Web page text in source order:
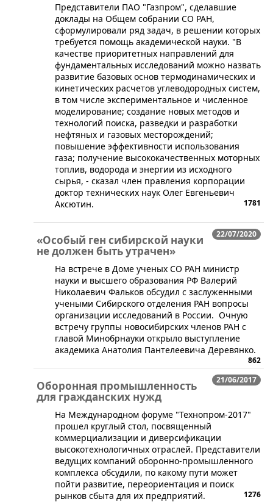
Представители ПАО "Газпром", сделавшие
доклады на Общем собрании СО РАН,
сформулировали ряд задач, в решении которых
требуется помощь академической науки. "В
качестве приоритетных направлений для
фундаментальных исследований можно назвать
развитие базовых основ термодинамических и
кинетических расчетов углеводородных систем,
в том числе экспериментальное и численное
моделирование; создание новых методов и
технологий поиска, разведки и разработки
нефтяных и газовых месторождений;
повышение эффективности использования
газа; получение высококачественных моторных
топлив, водорода и энергии из исходного
сырья, - сказал член правления корпорации
доктор технических наук Олег Евгеньевич
Аксютин.
1781
22/07/2020
«Особый ген сибирской науки
не должен быть утрачен»
На встрече в Доме ученых СО РАН министр
науки и высшего образования РФ Валерий
Николаевич Фальков обсудил с заслуженными
учеными Сибирского отделения РАН вопросы
организации исследований в России. Очную
встречу группы новосибирских членов РАН с
главой Минобрнауки открыло выступление
академика Анатолия Пантелеевича Деревянко.
862
21/06/2017
Оборонная промышленность
для гражданских нужд
​На Международном форуме "Технопром-2017"
прошел круглый стол, посвященный
коммерциализации и диверсификации
высокотехнологичных отраслей. Представители
ведущих компаний оборонно-промышленного
комплекса обсудили, по какому пути может
пойти развитие, переориентация и поиск
рынков сбыта для их предприятий.
1276